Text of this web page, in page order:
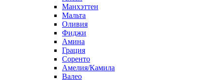
Манхэттен
Мальта
Оливия
Фиджи
Амина
Грация
Соренто
Амелия/Камила
Валео